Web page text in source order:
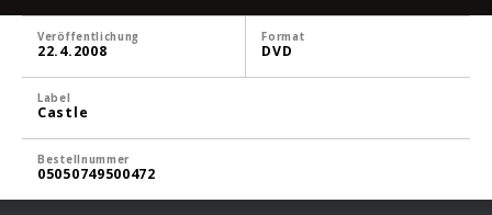
Veröffentlichung
22.4.2008
Format
DVD
Label
Castle
Bestellnummer
05050749500472